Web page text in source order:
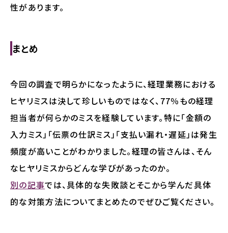
性があります。
まとめ
今回の調査で明らかになったように、経理業務における
ヒヤリミスは決して珍しいものではなく、77％もの経理
担当者が何らかのミスを経験しています。特に「金額の
入力ミス」「伝票の仕訳ミス」「支払い漏れ・遅延」は発生
頻度が高いことがわかりました。経理の皆さんは、そん
なヒヤリミスからどんな学びがあったのか。
別の記事では、具体的な失敗談とそこから学んだ具体
的な対策方法についてまとめたのでぜひご覧ください。